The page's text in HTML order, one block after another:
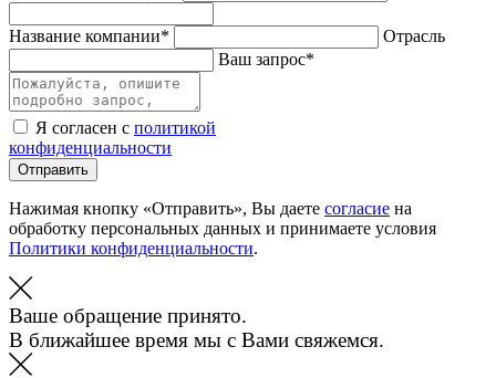
Название компании*
Отрасль
Ваш запрос*
Я согласен с политикой
конфиденциальности
Отправить
Нажимая кнопку «Отправить», Вы даете согласие на
обработку персональных данных и принимаете условия
Политики конфиденциальности.
Ваше обращение принято.
В ближайшее время мы с Вами свяжемся.